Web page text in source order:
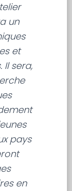
un
et
sera,
pays
en